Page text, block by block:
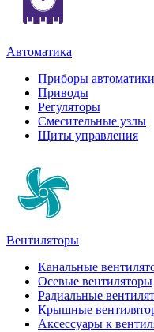
Автоматика
Приборы
Приводы
Регуляторы
Смесительные узлы
Щиты управления
Вентиляторы
Канальные
Осевые вентиляторы
Радиальные
Крышные
Аксессуары к